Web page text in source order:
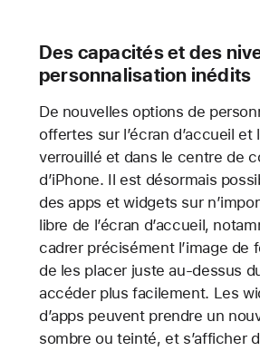
Des capacités et des
personnalisation inédits
De nouvelles options de
offertes sur l’écran d’accueil et
verrouillé et dans le centre de
d’iPhone. Il est désormais
des apps et widgets sur
libre de l’écran d’accueil,
cadrer précisément l’image de
de les placer juste au-dessus
accéder plus facilement. Les
d’apps peuvent prendre un
sombre ou teinté, et s’afficher